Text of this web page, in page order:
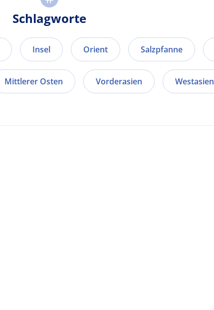
Schlagworte
Insel Orient Salzpfanne
Mittlerer Osten Vorderasien Westasien